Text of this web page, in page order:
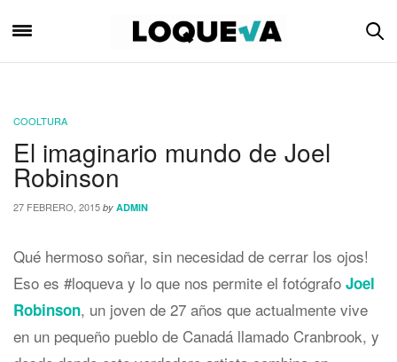
COOLTURA
El imaginario mundo de Joel
Robinson
27 FEBRERO, 2015 by ADMIN
Qué hermoso soñar, sin necesidad de cerrar los ojos!
Eso es #loqueva y lo que nos permite el fotógrafo Joel
Robinson, un joven de 27 años que actualmente vive
en un pequeño pueblo de Canadá llamado Cranbrook, y